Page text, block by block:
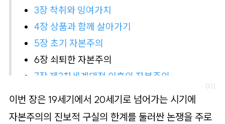
3장 착취와 잉여가치
4장 상품과 함께 살아가기
5장 초기 자본주의
6장 쇠퇴한 자본주의
7장 제2차세계대전 이후의 자본주의
이번 장은 19세기에서 20세기로 넘어가는 시기에
자본주의의 진보적 구실의 한계를 둘러싼 논쟁을 주로